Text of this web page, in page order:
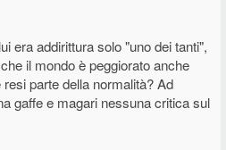
era addirittura solo "uno dei tanti",
il mondo è peggiorato anche
parte della normalità? Ad
gaffe e magari nessuna critica sul